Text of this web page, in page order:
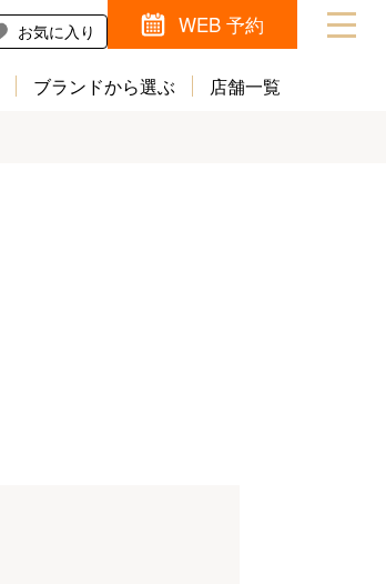
お気に入り WEB 予約
ブランドから選ぶ 店舗一覧